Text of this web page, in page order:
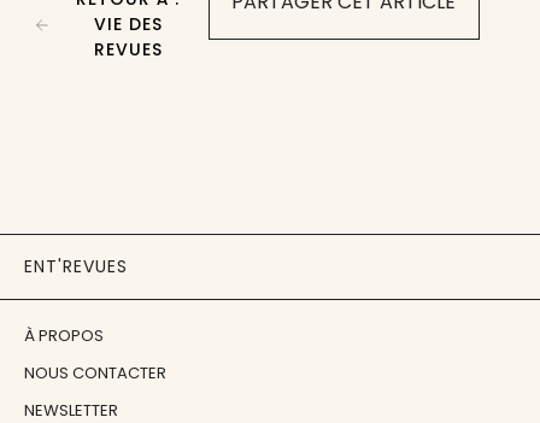
VIE DES
REVUES
ENT'REVUES
À PROPOS
NOUS CONTACTER
NEWSLETTER